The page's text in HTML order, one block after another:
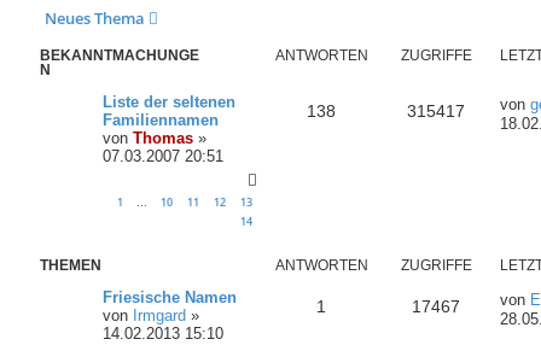
Neues Thema
BEKANNTMACHUNGE
N
ANTWORTEN ZUGRIFFE
Liste der seltenen
Familiennamen
von Thomas »
07.03.2007 20:51
1 … 10 11 12
13
14
138 315417 von
THEMEN ANTWORTEN ZUGRIFFE
Friesische Namen
von Irmgard »
14.02.2013 15:10
1 17467 von